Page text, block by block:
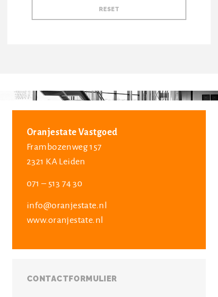
Oranjestate Vastgoed
Frambozenweg 157
2321 KA Leiden
071 – 513 74 30
info@oranjestate.nl
www.oranjestate.nl
CONTACTFORMULIER